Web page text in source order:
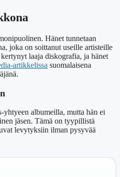
Hänet tunnetaan
joka on soittanut useille artisteille
laaja diskografia, ja hänet
artikkelissa suomalaisena
yhtyeen albumeilla, mutta hän ei
jäsen. Tämä on tyypillistä
levytyksiin ilman pysyvää